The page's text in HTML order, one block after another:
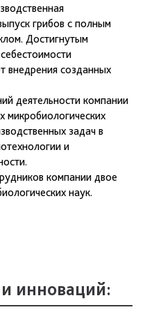
грибов с полным
Достигнутым
внедрения созданных
деятельности компании
микробиологических
задач в
и
компании двое
наук.
инноваций: